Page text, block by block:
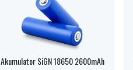
Akumulator SiGN 18650 2600mAh